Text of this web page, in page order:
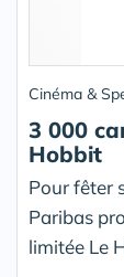
Cinéma &
3 000
Hobbit
Pour fêter
Paribas
limitée Le